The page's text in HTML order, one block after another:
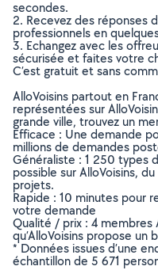
secondes.
2. Recevez des réponses
professionnels en
3. Echangez avec les
sécurisée et faites votre
C’est gratuit et sans
AlloVoisins partout en
représentées sur
grande ville, trouvez un
Efficace : Une demande
millions de demandes
Généraliste : 1 250 types
possible sur AlloVoisins,
projets.
Rapide : 10 minutes pour
votre demande
Qualité / prix : 4 membres
qu’AlloVoisins propose
* Données issues d’une
échantillon de 5 671